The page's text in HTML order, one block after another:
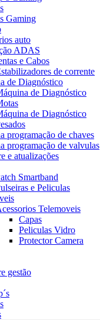
Gaming
auto
ADAS
e Cabos
de corrente
de Diagnóstico
de Diagnóstico
de Diagnóstico
programação de chaves
programação de valvulas
e atualizações
Smartband
e Peliculas
Telemoveis
Capas
Peliculas Vidro
Protector Camera
gestão